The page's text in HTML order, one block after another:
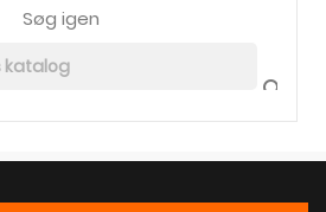
Søg igen
